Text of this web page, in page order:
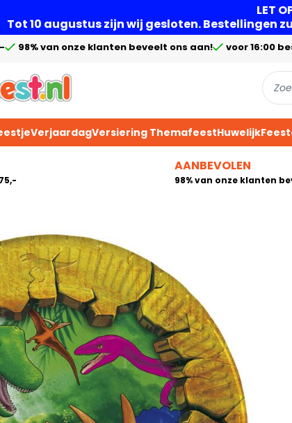
LET
Tot 10 augustus zijn wij gesloten. Bestellingen
98% van onze klanten beveelt ons aan! voor 16:00
VerjaardagVersiering ThemafeestHuwelijk
AANBEVOLEN
98% van onze klanten